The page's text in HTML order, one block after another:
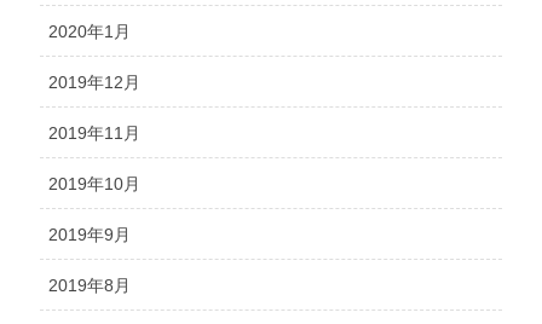
2020年1月
2019年12月
2019年11月
2019年10月
2019年9月
2019年8月